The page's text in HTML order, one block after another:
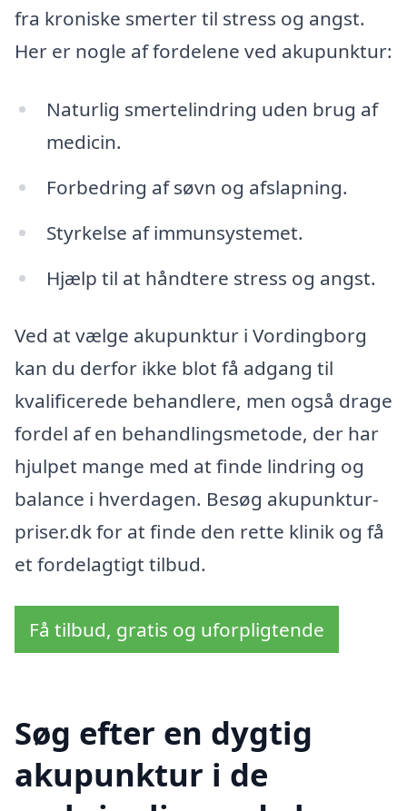
fra kroniske smerter til stress og angst.
Her er nogle af fordelene ved akupunktur:
Naturlig smertelindring uden brug af
medicin.
Forbedring af søvn og afslapning.
Styrkelse af immunsystemet.
Hjælp til at håndtere stress og angst.
Ved at vælge akupunktur i Vordingborg
kan du derfor ikke blot få adgang til
kvalificerede behandlere, men også drage
fordel af en behandlingsmetode, der har
hjulpet mange med at finde lindring og
balance i hverdagen. Besøg akupunktur-
priser.dk for at finde den rette klinik og få
et fordelagtigt tilbud.
Få tilbud, gratis og uforpligtende
Søg efter en dygtig
akupunktur i de